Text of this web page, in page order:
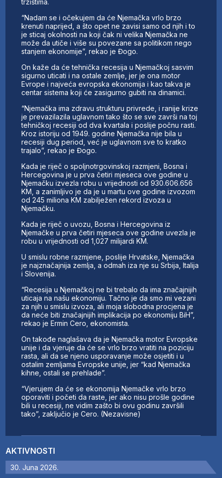
AKTIVNOSTI
30. Juna 2026.
“Nadam se i očekujem da će Njemačka vrlo brzo
krenuti naprijed, a što opet ne zavisi samo od njih i to
je sticaj okolnosti na koji čak ni velika Njemačka ne
može da utiče i više su povezane sa politikom nego
stanjem ekonomije”, rekao je Đogo.
On kaže da će tehnička recesija u Njemačkoj sasvim
sigurno uticati i na ostale zemlje, jer je ona motor
Evrope i najveća evropska ekonomija i kao takva je
centar sistema koji će zasigurno gubiti na dinamici.
“Njemačka ima zdravu strukturu privrede, i ranije krize
je prevazilazila uglavnom tako što se sve završi na toj
tehničkoj recesiji od dva kvartala i poslije počnu rasti.
Kroz istoriju od 1949. godine Njemačka nije bila u
recesiji dug period, već je uglavnom sve to kratko
trajalo”, rekao je Đogo.
Kada je riječ o spoljnotrgovinskoj razmjeni, Bosna i
Hercegovina je u prva četiri mjeseca ove godine u
Njemačku izvezla robu u vrijednosti od 930.606.656
KM, a zanimljivo je da je u martu ove godine izvozom
od 245 miliona KM zabilježen rekord izvoza u
Njemačku.
Kada je riječ o uvozu, Bosna i Hercegovina iz
Njemačke u prva četiri mjeseca ove godine uvezla je
robu u vrijednosti od 1,027 milijardi KM.
U smislu robne razmjene, poslije Hrvatske, Njemačka
je najznačajnija zemlja, a odmah iza nje su Srbija, Italija
i Slovenija.
“Recesija u Njemačkoj ne bi trebalo da ima značajnijih
uticaja na našu ekonomiju. Tačno je da smo mi vezani
za njih u smislu izvoza, ali moja slobodna procjena je
da neće biti značajnijih implikacija po ekonomiju BiH”,
rekao je Ermin Cero, ekonomista.
On takođe naglašava da je Njemačka motor Evropske
unije i da vjeruje da će se vrlo brzo vratiti na poziciju
rasta, ali da se njeno usporavanje može osjetiti i u
ostalim zemljama Evropske unije, jer “kad Njemačka
kihne, ostali se prehlade”.
“Vjerujem da će se ekonomija Njemačke vrlo brzo
oporaviti i početi da raste, jer ako nisu prošle godine
bili u recesiji, ne vidim zašto bi ovu godinu završili
tako”, zaključio je Cero. (Nezavisne)